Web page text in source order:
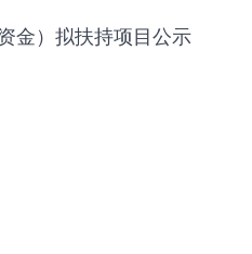
金）拟扶持项目公示